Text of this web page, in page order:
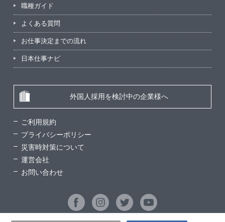
職種ガイド
よくある質問
お仕事決定までの流れ
日本仕事ナビ
外国人採用を検討中の企業様へ
ご利用規約
プライバシーポリシー
災害時対策について
運営会社
お問い合わせ